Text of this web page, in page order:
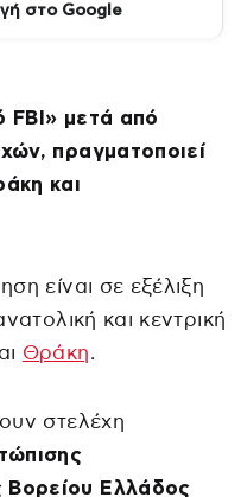
στο Google
FBI» μετά από
πραγματοποιεί
και
είναι σε εξέλιξη
και κεντρική
Θράκη.
στελέχη
Ελλάδος